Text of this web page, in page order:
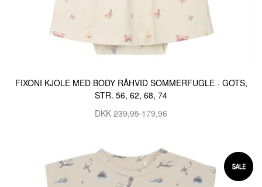
FIXONI KJOLE MED BODY RÅHVID SOMMERFUGLE - GOTS,
STR. 56, 62, 68, 74
DKK 239,95179,96